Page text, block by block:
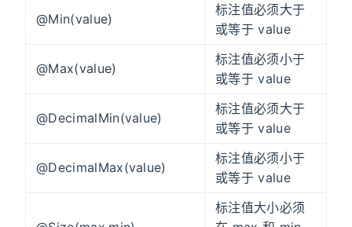
@Min(value)
标注值必须大于
或等于 value
@Max(value)
标注值必须小于
或等于 value
@DecimalMin(value)
标注值必须大于
或等于 value
@DecimalMax(value)
标注值必须小于
或等于 value
标注值大小必须